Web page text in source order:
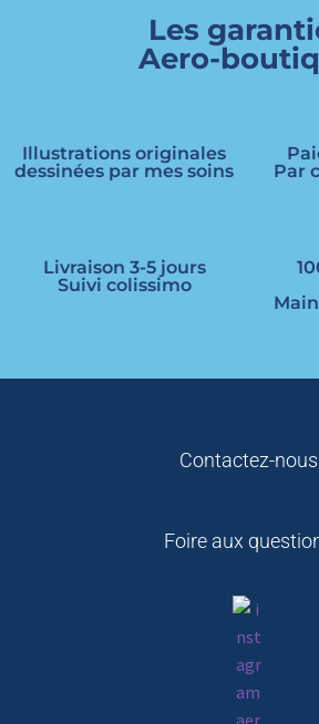
Les
Aero-
Illustrations originales
dessinées par mes soins
Par
Livraison 3-5 jours
Suivi colissimo
Contactez-nous
Foire aux